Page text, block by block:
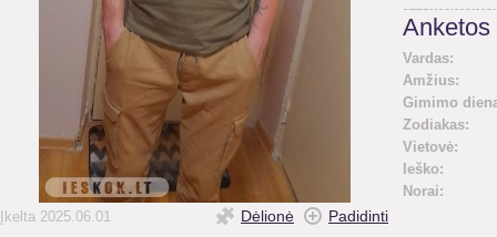
Įkelta 2025.06.01 Dėlionė Padidinti
Anketos
Vardas:
Amžius:
Gimimo
Zodiakas:
Vietovė:
Ieško:
Norai: